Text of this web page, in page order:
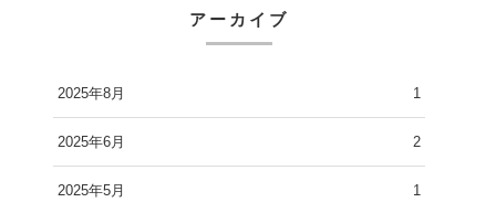
アーカイブ
2025年8月 1
2025年6月 2
2025年5月 1